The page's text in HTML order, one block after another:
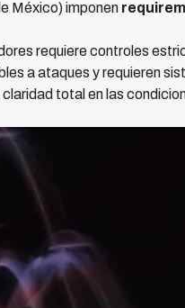
México) imponen
requiere controles
a ataques y requieren
total en las